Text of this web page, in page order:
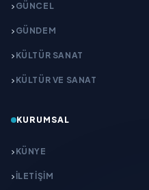
GÜNCEL
GÜNDEM
KÜLTÜR SANAT
KÜLTÜR VE SANAT
KURUMSAL
KÜNYE
İLETIŞIM